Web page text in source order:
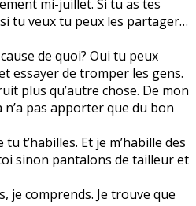
mi-juillet. Si tu as tes
tu veux tu peux les partager…
de quoi? Oui tu peux
essayer de tromper les gens.
plus qu’autre chose. De mon
pas apporter que du bon
tu t’habilles. Et je m’habille des
sinon pantalons de tailleur et
je comprends. Je trouve que